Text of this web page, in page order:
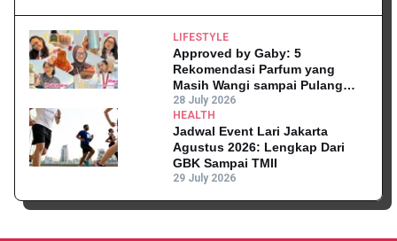
LIFESTYLE
Approved by Gaby: 5
Rekomendasi Parfum yang
Masih Wangi sampai Pulang
Kantor
28 July 2026
HEALTH
Jadwal Event Lari Jakarta
Agustus 2026: Lengkap Dari
GBK Sampai TMII
29 July 2026